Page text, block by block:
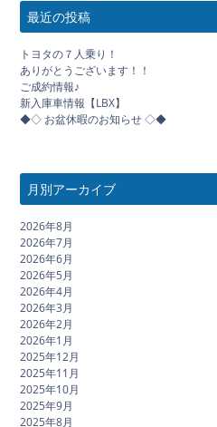
最近の投稿
トヨタの７人乗り！
ありがとうございます！！
ご成約情報♪
新入庫車情報【LBX】
◆◇ お盆休暇のお知らせ ◇◆
月別アーカイブ
2026年8月
2026年7月
2026年6月
2026年5月
2026年4月
2026年3月
2026年2月
2026年1月
2025年12月
2025年11月
2025年10月
2025年9月
2025年8月